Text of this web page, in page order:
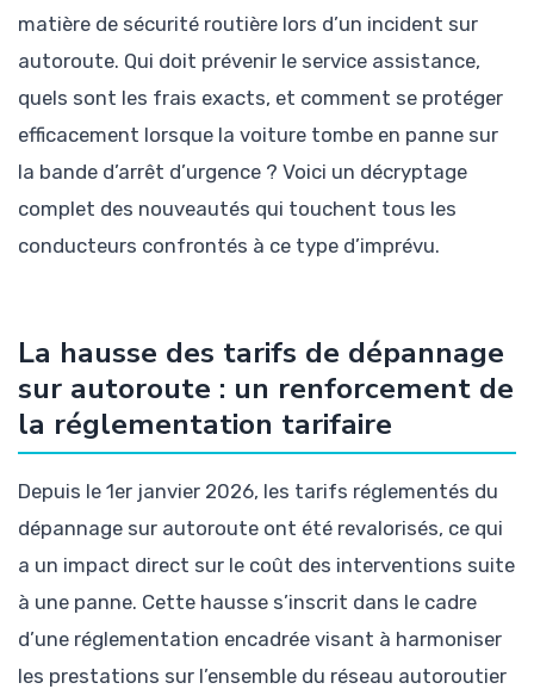
matière de sécurité routière lors d’un incident sur
autoroute. Qui doit prévenir le service assistance,
quels sont les frais exacts, et comment se protéger
efficacement lorsque la voiture tombe en panne sur
la bande d’arrêt d’urgence ? Voici un décryptage
complet des nouveautés qui touchent tous les
conducteurs confrontés à ce type d’imprévu.
La hausse des tarifs de dépannage
sur autoroute : un renforcement de
la réglementation tarifaire
Depuis le 1er janvier 2026, les tarifs réglementés du
dépannage sur autoroute ont été revalorisés, ce qui
a un impact direct sur le coût des interventions suite
à une panne. Cette hausse s’inscrit dans le cadre
d’une réglementation encadrée visant à harmoniser
les prestations sur l’ensemble du réseau autoroutier